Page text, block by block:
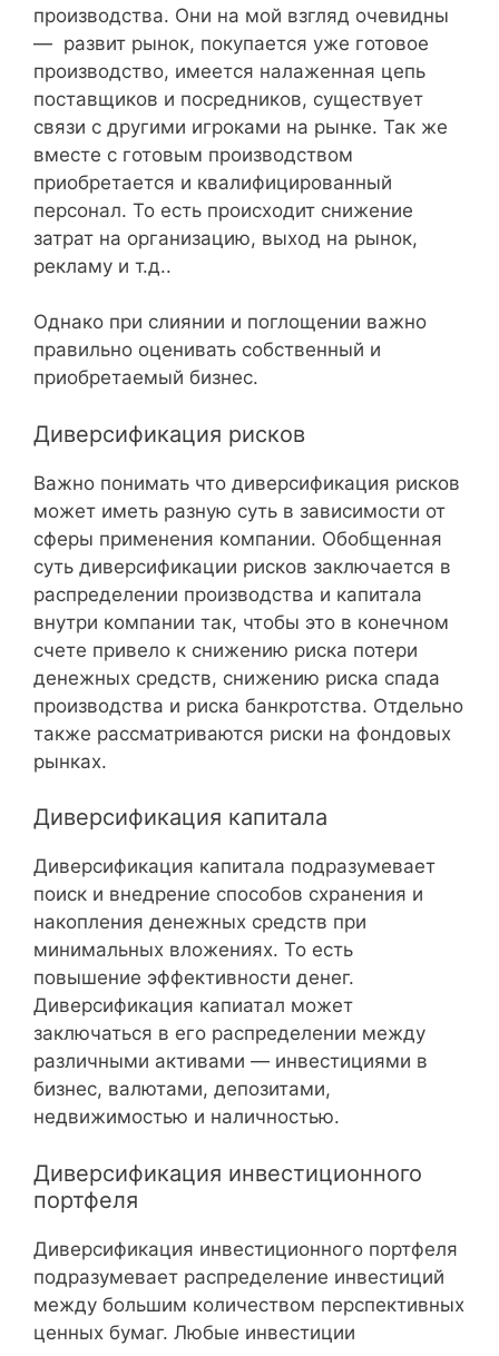
производства. Они на мой взгляд очевидны
— развит рынок, покупается уже готовое
производство, имеется налаженная цепь
поставщиков и посредников, существует
связи с другими игроками на рынке. Так же
вместе с готовым производством
приобретается и квалифицированный
персонал. То есть происходит снижение
затрат на организацию, выход на рынок,
рекламу и т.д..
Однако при слиянии и поглощении важно
правильно оценивать собственный и
приобретаемый бизнес.
Диверсификация рисков
Важно понимать что диверсификация рисков
может иметь разную суть в зависимости от
сферы применения компании. Обобщенная
суть диверсификации рисков заключается в
распределении производства и капитала
внутри компании так, чтобы это в конечном
счете привело к снижению риска потери
денежных средств, снижению риска спада
производства и риска банкротства. Отдельно
также рассматриваются риски на фондовых
рынках.
Диверсификация капитала
Диверсификация капитала подразумевает
поиск и внедрение способов схранения и
накопления денежных средств при
минимальных вложениях. То есть
повышение эффективности денег.
Диверсификация капиатал может
заключаться в его распределении между
различными активами — инвестициями в
бизнес, валютами, депозитами,
недвижимостью и наличностью.
Диверсификация инвестиционного
портфеля
Диверсификация инвестиционного портфеля
подразумевает распределение инвестиций
между большим количеством перспективных
ценных бумаг. Любые инвестиции